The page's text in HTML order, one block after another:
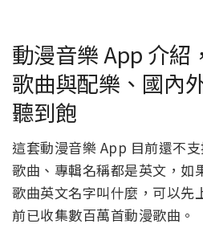
動漫音樂 App 介紹
歌曲與配樂、國內
聽到飽
這套動漫音樂 App 目前還不
歌曲、專輯名稱都是英文，如
歌曲英文名字叫什麼，可以先
前已收集數百萬首動漫歌曲。